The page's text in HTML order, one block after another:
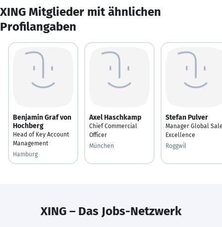
XING Mitglieder mit ähnlichen
Profilangaben
Benjamin Graf von
Hochberg
Head of Key Account
Management
Hamburg
Axel Haschkamp
Chief Commercial
Officer
München
Stefan Pulver
Manager Global
Excellence
Roggwil
XING – Das Jobs-Netzwerk